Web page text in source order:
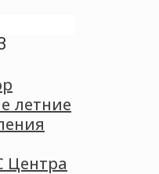
летние
Центра